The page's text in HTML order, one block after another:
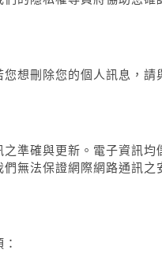
想刪除您的個人訊息，
準確與更新。電子資訊
無法保證網際網路通訊